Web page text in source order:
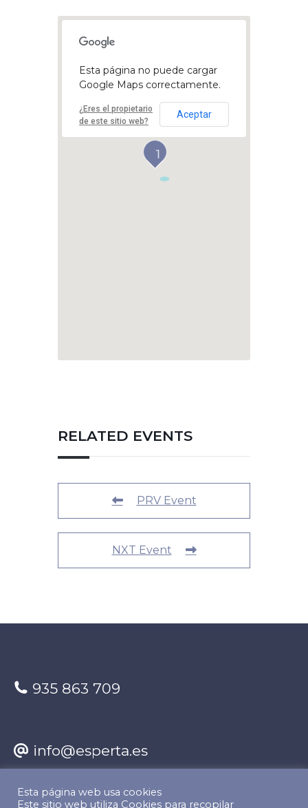
1
Esta página no puede cargar
Google Maps correctamente.
¿Eres el propietario
de este sitio web?
Aceptar
RELATED EVENTS
PRV Event
NXT Event
935 863 709
info@esperta.es
Encuéntranos en:
Esta página web usa cookies
Este sitio web utiliza Cookies para recopilar